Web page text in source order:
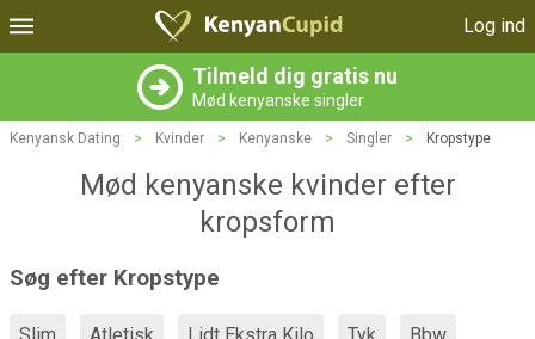
Log ind
Tilmeld dig gratis nu
Mød kenyanske singler
Kenyansk Dating > Kvinder > Kenyanske > Singler > Kropstype
Mød kenyanske kvinder efter
kropsform
Søg efter Kropstype